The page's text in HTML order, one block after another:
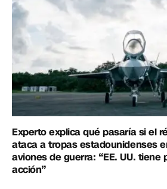
Experto explica qué pasaría si el
ataca a tropas estadounidenses
aviones de guerra: “EE. UU. tiene
acción”